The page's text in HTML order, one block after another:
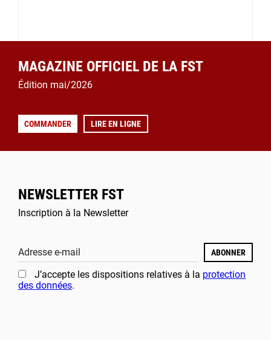
MAGAZINE OFFICIEL DE LA FST
Édition mai/2026
COMMANDER LIRE EN LIGNE
NEWSLETTER FST
Inscription à la Newsletter
Adresse e-mail ABONNER
J’accepte les dispositions relatives à la protection
des données.